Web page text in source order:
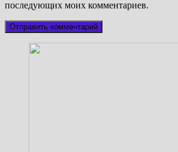
последующих моих комментариев.